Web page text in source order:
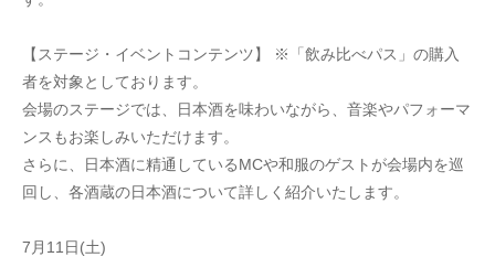
【ステージ・イベントコンテンツ】 ※「飲み比べパス」の購入
者を対象としております。
会場のステージでは、日本酒を味わいながら、音楽やパフォーマ
ンスもお楽しみいただけます。
さらに、日本酒に精通しているMCや和服のゲストが会場内を巡
回し、各酒蔵の日本酒について詳しく紹介いたします。
7月11日(土)